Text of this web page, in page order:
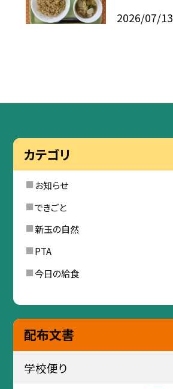
2026/07/13
カテゴリ
お知らせ
できごと
新玉の自然
PTA
今日の給食
配布文書
学校便り